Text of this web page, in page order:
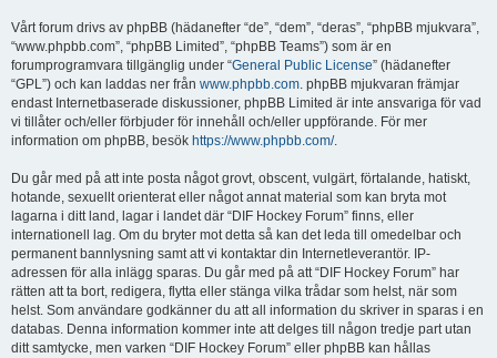
Vårt forum drivs av phpBB (hädanefter “de”, “dem”, “deras”, “phpBB mjukvara”,
“www.phpbb.com”, “phpBB Limited”, “phpBB Teams”) som är en
forumprogramvara tillgänglig under “General Public License” (hädanefter
“GPL”) och kan laddas ner från www.phpbb.com. phpBB mjukvaran främjar
endast Internetbaserade diskussioner, phpBB Limited är inte ansvariga för vad
vi tillåter och/eller förbjuder för innehåll och/eller uppförande. För mer
information om phpBB, besök https://www.phpbb.com/.
Du går med på att inte posta något grovt, obscent, vulgärt, förtalande, hatiskt,
hotande, sexuellt orienterat eller något annat material som kan bryta mot
lagarna i ditt land, lagar i landet där “DIF Hockey Forum” finns, eller
internationell lag. Om du bryter mot detta så kan det leda till omedelbar och
permanent bannlysning samt att vi kontaktar din Internetleverantör. IP-
adressen för alla inlägg sparas. Du går med på att “DIF Hockey Forum” har
rätten att ta bort, redigera, flytta eller stänga vilka trådar som helst, när som
helst. Som användare godkänner du att all information du skriver in sparas i en
databas. Denna information kommer inte att delges till någon tredje part utan
ditt samtycke, men varken “DIF Hockey Forum” eller phpBB kan hållas